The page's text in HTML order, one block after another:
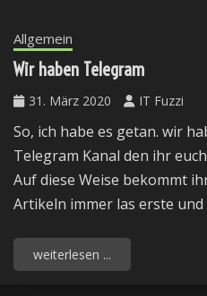
Allgemein
Wir haben Telegram
31. März 2020 IT Fuzzi
So, ich habe es getan. wir
Telegram Kanal den ihr
Auf diese Weise bekommt
Artikeln immer las erste
weiterlesen ...